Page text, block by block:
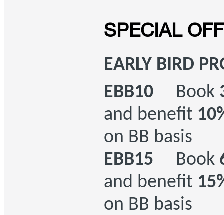
SPECIAL
EARLY BIRD
EBB10Book
and benefit
on BB basis
EBB15
Book
and benefit
on BB basis